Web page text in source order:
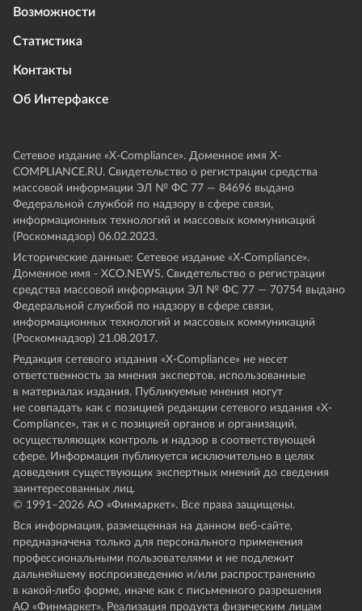
Возможности
Статистика
Контакты
Об Интерфаксе
Сетевое издание «Х-Compliance». Доменное имя X-
COMPLIANCE.RU. Свидетельство о регистрации средства
массовой информации ЭЛ № ФС 77 — 84696 выдано
Федеральной службой по надзору в сфере связи,
информационных технологий и массовых коммуникаций
(Роскомнадзор) 06.02.2023.
Исторические данные: Сетевое издание «Х-Compliance».
Доменное имя - XCO.NEWS. Свидетельство о регистрации
средства массовой информации ЭЛ № ФС 77 — 70754 выдано
Федеральной службой по надзору в сфере связи,
информационных технологий и массовых коммуникаций
(Роскомнадзор) 21.08.2017.
Редакция сетевого издания «X-Compliance» не несет
ответственность за мнения экспертов, использованные
в материалах издания. Публикуемые мнения могут
не совпадать как с позицией редакции сетевого издания «X-
Compliance», так и с позицией органов и организаций,
осуществляющих контроль и надзор в соответствующей
сфере. Информация публикуется исключительно в целях
доведения существующих экспертных мнений до сведения
заинтересованных лиц.
© 1991–2026 АО «Финмаркет». Все права защищены.
Вся информация, размещенная на данном веб-сайте,
предназначена только для персонального применения
профессиональными пользователями и не подлежит
дальнейшему воспроизведению и/или распространению
в какой-либо форме, иначе как с письменного разрешения
АО «Финмаркет». Реализация продукта физическим лицам